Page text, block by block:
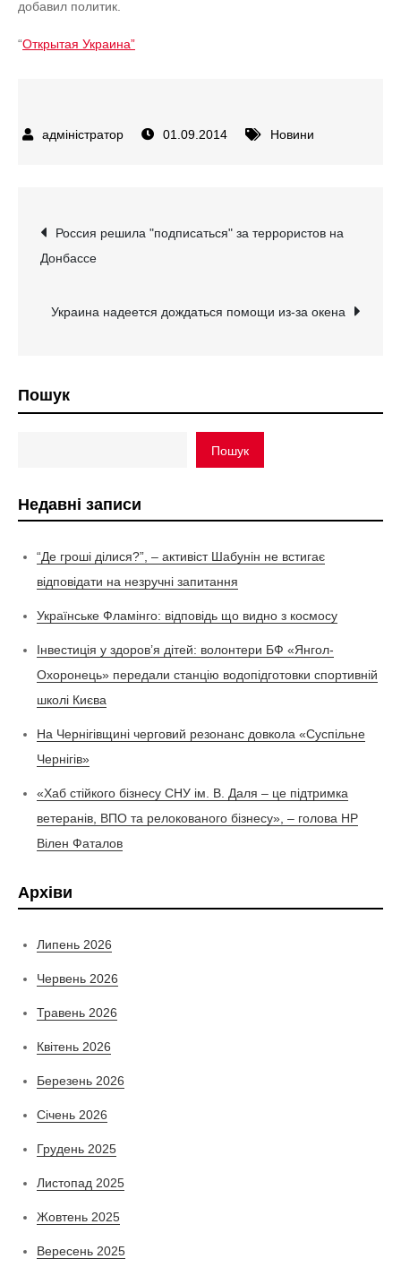
добавил политик.
“Открытая Украина”
01.09.2014 Новини
Навігація
записів
Россия решила "подписаться" за террористов на
Донбассе
Украина надеется дождаться помощи из-за окена
Пошук
Пошук
Недавні записи
“Де гроші ділися?”, – активіст Шабунін не встигає
відповідати на незручні запитання
Українське Фламінго: відповідь що видно з космосу
Інвестиція у здоров’я дітей: волонтери БФ «Янгол-
Охоронець» передали станцію водопідготовки спортивній
школі Києва
На Чернігівщині черговий резонанс довкола «Суспільне
Чернігів»
«Хаб стійкого бізнесу СНУ ім. В. Даля – це підтримка
ветеранів, ВПО та релокованого бізнесу», – голова НР
Вілен Фаталов
Архіви
Липень 2026
Червень 2026
Травень 2026
Квітень 2026
Березень 2026
Січень 2026
Грудень 2025
Листопад 2025
Жовтень 2025
Вересень 2025